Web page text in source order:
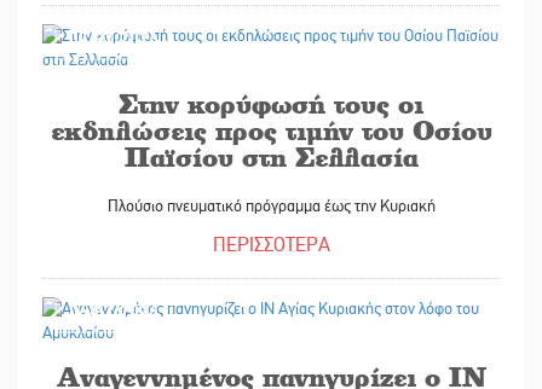
07/07/2026
Στην κορύφωσή τους οι
εκδηλώσεις προς τιμήν του Οσίου
Παϊσίου στη Σελλασία
Πλούσιο πνευματικό πρόγραμμα έως την Κυριακή
ΠΕΡΙΣΣΟΤΕΡΑ
06/07/2026
Αναγεννημένος πανηγυρίζει ο ΙΝ